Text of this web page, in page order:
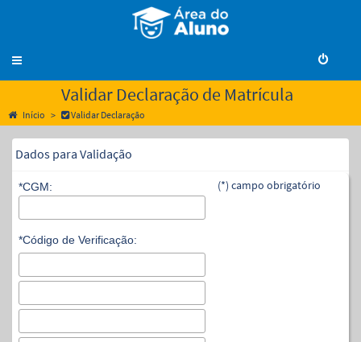
Validar Declaração de Matrícula
Início Validar Declaração
Dados para Validação
(*) campo obrigatório
*CGM:
*Código de Verificação: